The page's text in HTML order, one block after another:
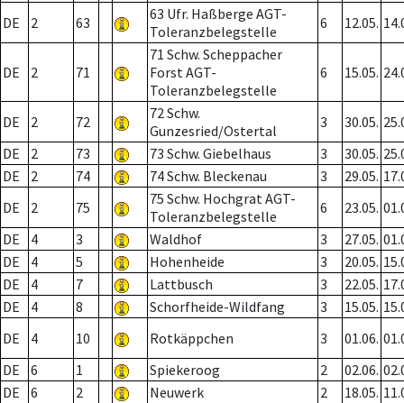
DE 2 63
63 Ufr. Haßberge AGT-
Toleranzbelegstelle
6 12.05.
DE 2 71
71 Schw. Scheppacher
Forst AGT-
Toleranzbelegstelle
6 15.05.
DE 2 72
72 Schw.
Gunzesried/Ostertal
3 30.05.
DE
2 73 73 Schw. Giebelhaus 3 30.05.
DE
2 74 74 Schw. Bleckenau 3 29.05.
DE
2 75
75 Schw. Hochgrat AGT-
Toleranzbelegstelle
6 23.05.
DE
4 3 Waldhof 3 27.05.
DE
4 5 Hohenheide 3 20.05.
DE
4 7 Lattbusch 3 22.05.
DE
4 8 Schorfheide-Wildfang 3 15.05.
DE
4 10 Rotkäppchen 3 01.06.
DE
6 1 Spiekeroog 2 02.06.
DE
6 2 Neuwerk 2 18.05.